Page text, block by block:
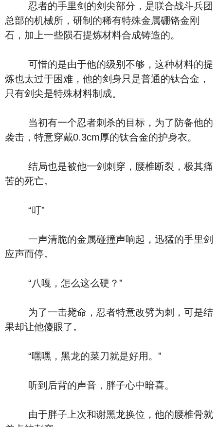
忍者的手里剑的剑尖部分，是联合战斗兵团
总部的机械所，研制的稀有特殊金属硼铬金刚
石，加上一些陨石提炼材料合成铸造的。
可惜的是由于他的级别不够，这种材料的提
炼也太过于困难，他的剑身只是普通的钛合金，
只有剑尖是特殊材料制成。
当初有一个忍者刺杀的目标，为了防备他的
袭击，特意穿戴0.3cm厚的钛合金的护身衣。
结局也是被他一剑刺穿，腰椎断裂，极其痛
苦的死亡。
“叮”
一声清脆的金属碰撞声响起，迅猛的手里剑
应声而停。
“八嘎，怎么这么硬？”
为了一击毙命，忍者特意改劈为刺，可是结
果却让他傻眼了。
“嘿嘿，黑龙的菜刀就是好用。”
听到后背的声音，胖子心中暗喜。
由于胖子上次和谢黑龙换位，他的腰椎骨就